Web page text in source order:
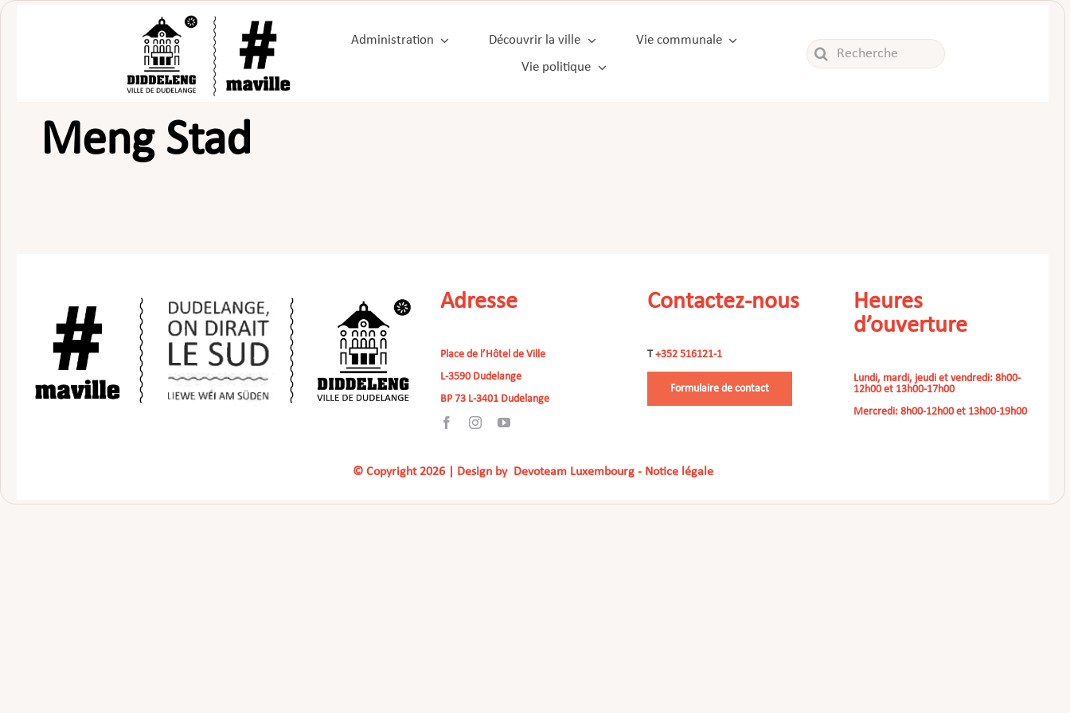
Administration Découvrir la ville
Vie communale
Vie politique
Rechercher:
Meng Stad
Adresse
Place de l’Hôtel de Ville
L-3590 Dudelange
BP 73 L-3401 Dudelange
Contactez-nous
T+352 516121-1
Formulaire de contact
Heures
d’ouverture
Lundi, mardi, jeudi et vendredi: 8h00-
12h00 et 13h00-17h00
Mercredi: 8h00-12h00 et 13h00-19h00
© Copyright 2026 | Design by Devoteam Luxembourg- Notice légale